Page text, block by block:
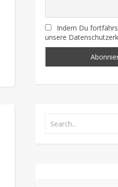
Indem Du
unsere